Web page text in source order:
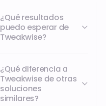
¿Qué resultados
puedo esperar de
Tweakwise?
¿Qué diferencia a
Tweakwise de otras
soluciones
similares?